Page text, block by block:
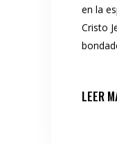
en la
Cristo
LEER